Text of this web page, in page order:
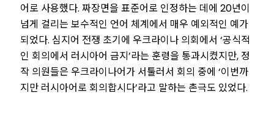
어로 사용했다. 짜장면을 표준어로 인정하는 데에 20년이
넘게 걸리는 보수적인 언어 체계에서 매우 예외적인 예가
되었다. 심지어 전쟁 초기에 우크라이나 의회에서 ‘공식적
인 회의에서 러시아어 금지’라는 훈령을 통과시켰지만, 정
작 의원들은 우크라이나어가 서툴러서 회의 중에 ‘이번까
지만 러시아어로 회의합시다’라고 말하는 촌극도 있었다.